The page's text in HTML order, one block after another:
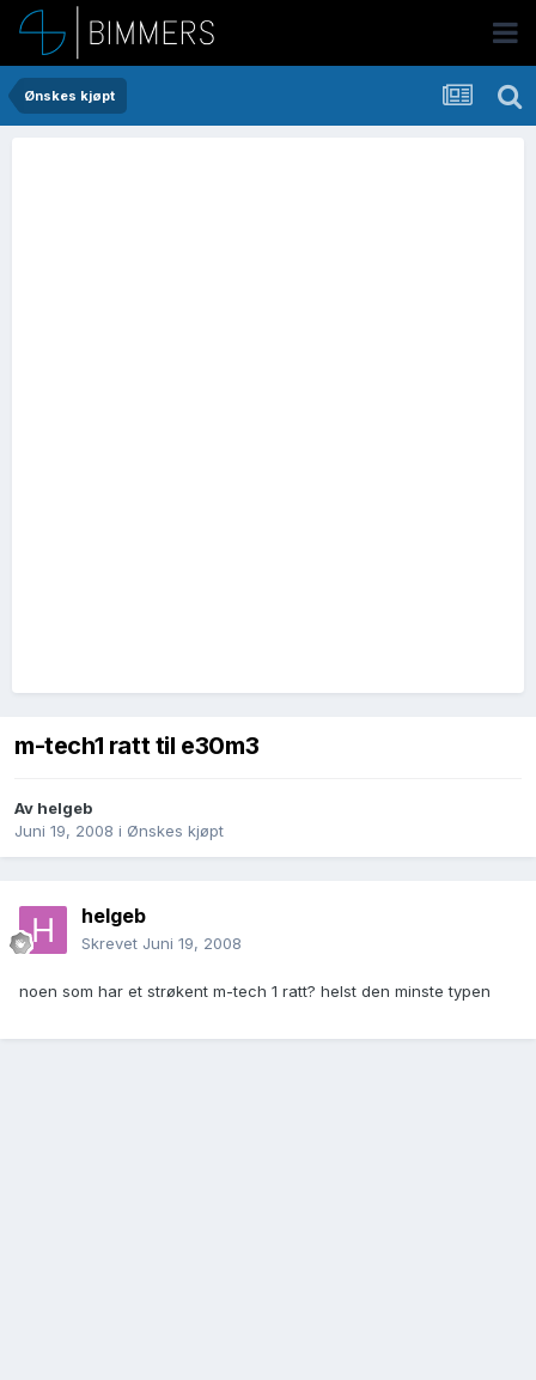
Ønskes kjøpt
m-tech1 ratt til e30m3
Av helgeb
Juni 19, 2008 i Ønskes kjøpt
helgeb
Skrevet Juni 19, 2008
noen som har et strøkent m-tech 1 ratt? helst den minste typen